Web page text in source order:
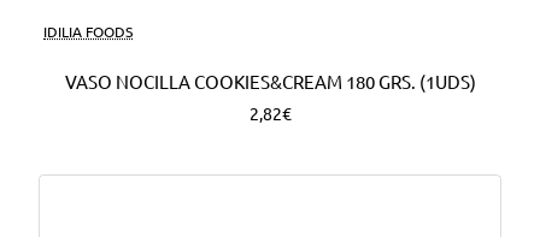
IDILIA FOODS
VASO NOCILLA COOKIES&CREAM 180 GRS. (1UDS)
2,82€